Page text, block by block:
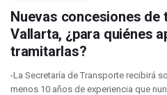
Sin Daños A La
Estados Unidos
Gobierno De
Gobierno De
Reportan Captura
Nuevas concesiones de
Vallarta, ¿para quiénes
tramitarlas?
-La Secretaría de Transporte recibirá
menos 10 años de experiencia que